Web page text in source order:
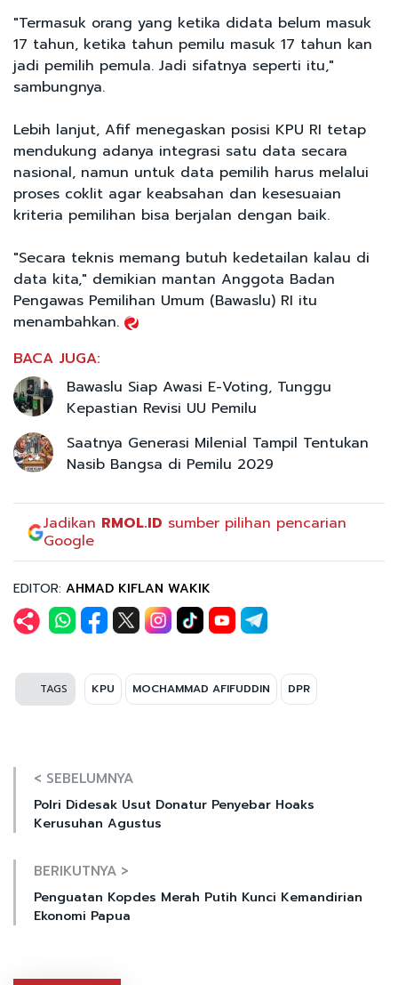
"Termasuk orang yang ketika didata belum masuk
17 tahun, ketika tahun pemilu masuk 17 tahun kan
jadi pemilih pemula. Jadi sifatnya seperti itu,"
sambungnya.
Lebih lanjut, Afif menegaskan posisi KPU RI tetap
mendukung adanya integrasi satu data secara
nasional, namun untuk data pemilih harus melalui
proses coklit agar keabsahan dan kesesuaian
kriteria pemilihan bisa berjalan dengan baik.
"Secara teknis memang butuh kedetailan kalau di
data kita," demikian mantan Anggota Badan
Pengawas Pemilihan Umum (Bawaslu) RI itu
menambahkan.
BACA JUGA:
Bawaslu Siap Awasi E-Voting, Tunggu
Kepastian Revisi UU Pemilu
Saatnya Generasi Milenial Tampil Tentukan
Nasib Bangsa di Pemilu 2029
Jadikan RMOL.ID sumber pilihan pencarian
Google
EDITOR: AHMAD KIFLAN WAKIK
TAGS KPU MOCHAMMAD AFIFUDDIN DPR
< SEBELUMNYA
Polri Didesak Usut Donatur Penyebar Hoaks
Kerusuhan Agustus
BERIKUTNYA >
Penguatan Kopdes Merah Putih Kunci Kemandirian
Ekonomi Papua